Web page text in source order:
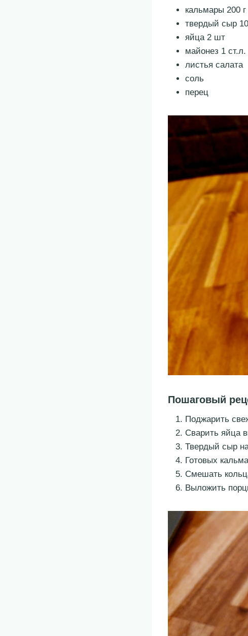
кальмары 200 г
твердый сыр
яйца 2 шт
майонез 1 ст.л.
листья салата
соль
перец
Пошаговый
Поджарить
Сварить яйца
Твердый сыр
Готовых
Смешать
Выложить